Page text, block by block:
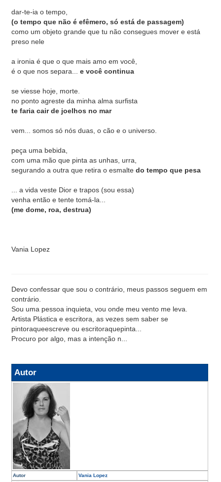
dar-te-ia o tempo,
(o tempo que não é efêmero, só está de passagem)
como um objeto grande que tu não consegues mover e está
preso nele
a ironia é que o que mais amo em você,
é o que nos separa... e você continua
se viesse hoje, morte.
no ponto agreste da minha alma surfista
te faria cair de joelhos no mar
vem... somos só nós duas, o cão e o universo.
peça uma bebida,
com uma mão que pinta as unhas, urra,
segurando a outra que retira o esmalte do tempo que pesa
... a vida veste Dior e trapos (sou essa)
venha então e tente tomá-la...
(me dome, roa, destrua)
Vania Lopez
Devo confessar que sou o contrário, meus passos seguem em
contrário.
Sou uma pessoa inquieta, vou onde meu vento me leva.
Artista Plástica e escritora, as vezes sem saber se
pintoraqueescreve ou escritoraquepinta...
Procuro por algo, mas a intenção n...
Autor
Autor Vania Lopez